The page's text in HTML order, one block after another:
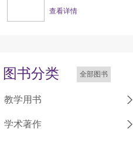
查看详情
图书分类 全部图书
教学用书
学术著作